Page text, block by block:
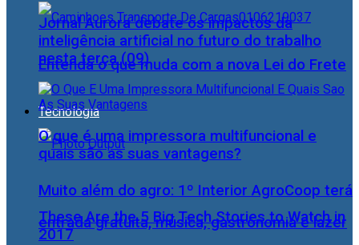
Entenda o que muda com a nova Lei do Frete
Tecnologia
Muito além do agro: 1º Interior AgroCoop terá
entrada gratuita, música, gastronomia e lazer
Jornal Aurora debate os impactos da
inteligência artificial no futuro do trabalho
nesta terça (09)
O que é uma impressora multifuncional e
quais são as suas vantagens?
These Are the 5 Big Tech Stories to Watch in
2017